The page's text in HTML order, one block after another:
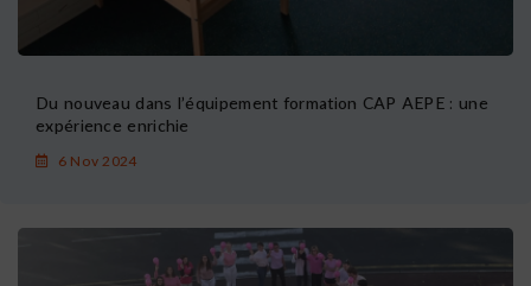
Du nouveau dans l’équipement formation CAP AEPE : une
expérience enrichie
6 Nov 2024